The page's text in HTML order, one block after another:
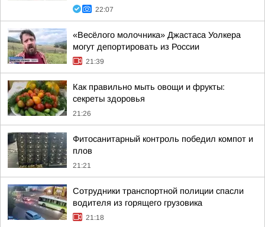
22:07
«Весёлого молочника» Джастаса Уолкера
могут депортировать из России
21:39
Как правильно мыть овощи и фрукты:
секреты здоровья
21:26
Фитосанитарный контроль победил компот и
плов
21:21
Сотрудники транспортной полиции спасли
водителя из горящего грузовика
21:18